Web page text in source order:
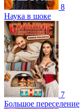
8
Наука в шоке
7
Большое переселение